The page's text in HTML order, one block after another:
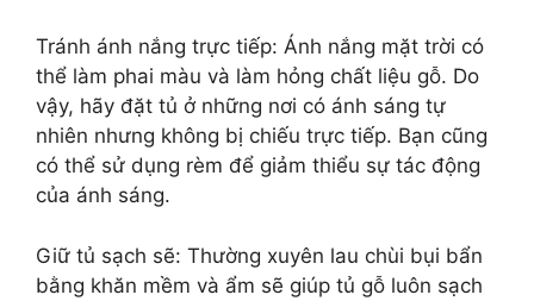
Tránh ánh nắng trực tiếp: Ánh nắng mặt trời có
thể làm phai màu và làm hỏng chất liệu gỗ. Do
vậy, hãy đặt tủ ở những nơi có ánh sáng tự
nhiên nhưng không bị chiếu trực tiếp. Bạn cũng
có thể sử dụng rèm để giảm thiểu sự tác động
của ánh sáng.
Giữ tủ sạch sẽ: Thường xuyên lau chùi bụi bẩn
bằng khăn mềm và ẩm sẽ giúp tủ gỗ luôn sạch